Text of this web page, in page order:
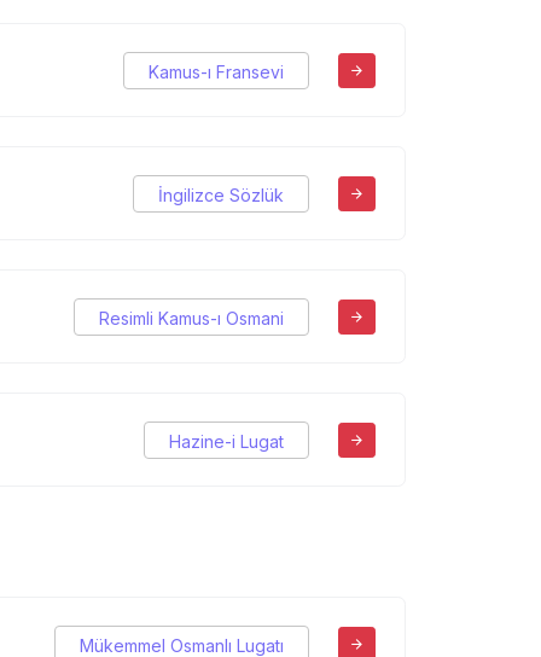
Kamus-ı Fransevi
İngilizce Sözlük
Resimli Kamus-ı Osmani
Hazine-i Lugat
Mükemmel Osmanlı Lugatı